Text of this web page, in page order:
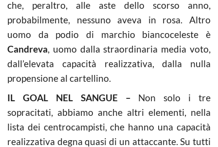
che, peraltro, alle aste dello scorso anno,
probabilmente, nessuno aveva in rosa. Altro
uomo da podio di marchio biancoceleste è
Candreva , uomo dalla straordinaria media voto,
dall’elevata capacità realizzativa, dalla nulla
propensione al cartellino.
IL GOAL NEL SANGUE – Non solo i tre
sopracitati, abbiamo anche altri elementi, nella
lista dei centrocampisti, che hanno una capacità
realizzativa degna quasi di un attaccante. Su tutti